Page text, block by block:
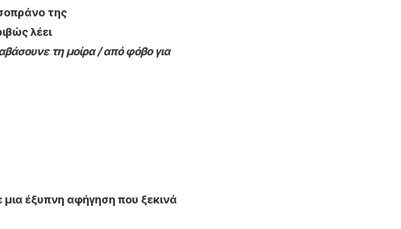
της
λέει
τη μοίρα / από φόβο για
μια έξυπνη αφήγηση που ξεκινά